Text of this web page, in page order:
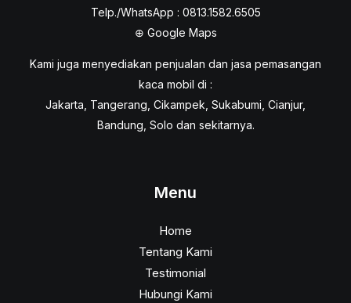
Telp./WhatsApp : 0813.1582.6505
⊕ Google Maps
Kami juga menyediakan penjualan dan jasa pemasangan
kaca mobil di :
Jakarta, Tangerang, Cikampek, Sukabumi, Cianjur,
Bandung, Solo dan sekitarnya.
Menu
Home
Tentang Kami
Testimonial
Hubungi Kami